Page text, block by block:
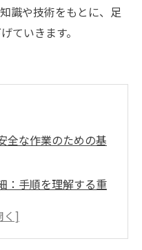
識や技術をもとに、足
ていきます。
全な作業のための基
：手順を理解する重
作業に潜む危険と